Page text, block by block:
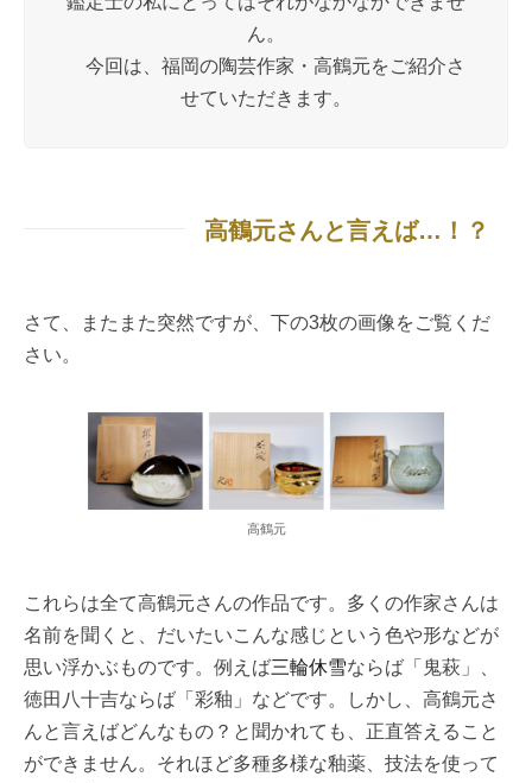
ん。
今回は、福岡の陶芸作家・高鶴元をご紹介さ
せていただきます。
高鶴元さんと言えば…！？
さて、またまた突然ですが、下の3枚の画像をご覧くだ
さい。
高鶴元
これらは全て高鶴元さんの作品です。多くの作家さんは
名前を聞くと、だいたいこんな感じという色や形などが
思い浮かぶものです。例えば三輪休雪ならば「鬼萩」、
徳田八十吉ならば「彩釉」などです。しかし、高鶴元さ
んと言えばどんなもの？と聞かれても、正直答えること
ができません。それほど多種多様な釉薬、技法を使って